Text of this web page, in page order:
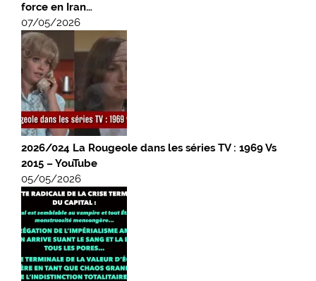
force en Iran…
07/05/2026
2026/024 La Rougeole dans les séries TV : 1969 Vs
2015 – YouTube
05/05/2026